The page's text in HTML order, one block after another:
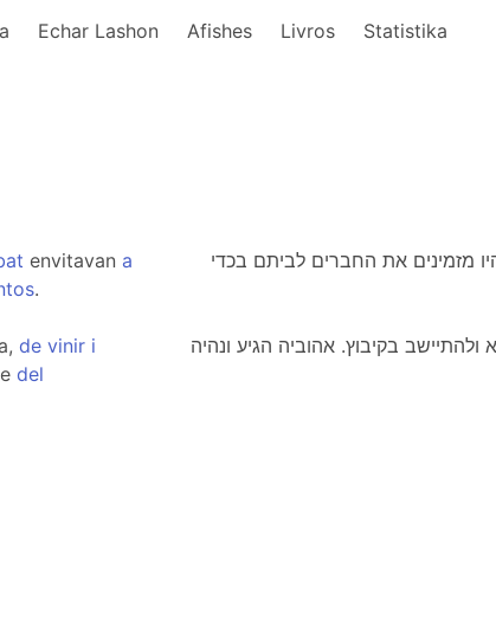
Echar Lashon Afishes Livros Statistika
envitavan a
.
מזמינים את החברים לביתם בכדי
de vinir i
del
בקיבוץ. אהוביה הגיע ונהיה